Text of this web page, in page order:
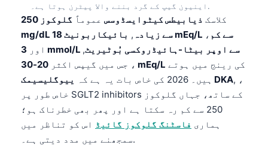
اینیون گیپ کے گرد بننے والا پیٹرن ہوتا ہے۔.
کلاسک ذیابیطس کیٹوایسڈوسس عموماً
گلوکوز 250
mg/dL سے زیادہ , بائیکاربونیٹ 18 mEq/L سے کم ،
اور
3 mmol/L سے اوپر بیٹا-ہائیڈروکسی بُوٹیریٹ,
، جس میں گیپس اکثر 20-30 mEq/L
ہیں۔ 2026 کی خاص بات یہ ہے کہ ییوگلیسیمک DKA, ،
خاص طور پر SGLT2 inhibitors کے ساتھ، جہاں گلوکوز
250 سے کم رہ سکتا ہے اور پھر بھی خطرناک ہو؛
ہماری فاسٹنگ گلوکوز گائیڈ اس کو تناظر میں
سمجھنے میں مدد دیتی ہے۔.